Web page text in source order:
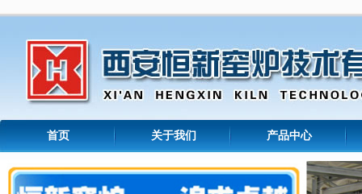
首页 关于我们 产品中心